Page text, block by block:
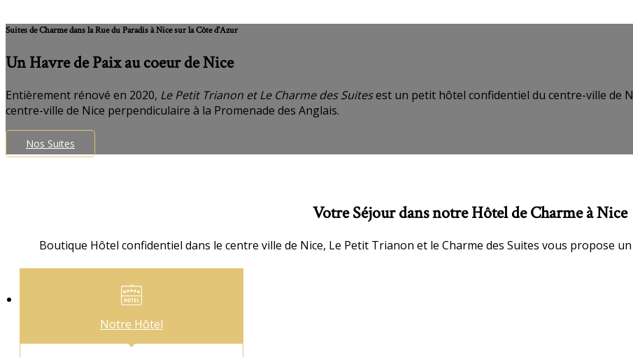
Suites de Charme dans la Rue du Paradis à Nice sur la Côte d'Azur
Un Havre de Paix au coeur de Nice
Entièrement rénové en 2020, Le Petit Trianon et Le Charme des Suitesest un petit hôtel confidentiel du centre-ville de
centre-ville de Nice perpendiculaire à la Promenade des Anglais.
Nos Suites
Votre Séjour dans notre Hôtel de Charme à Nice
Boutique Hôtel confidentiel dans le centre ville de Nice, Le Petit Trianon et le Charme des Suites vous propose
Notre Hôtel